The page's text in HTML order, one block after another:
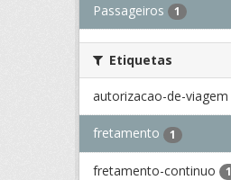
Passageiros 1
Etiquetas
autorizacao-de-viagem
fretamento 1
fretamento-continuo 1